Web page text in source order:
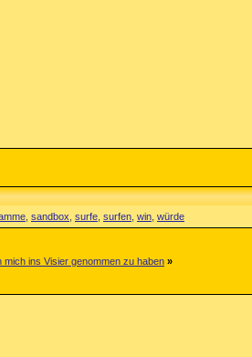
sandbox surfe surfen win würde
mich ins Visier genommen zu haben »